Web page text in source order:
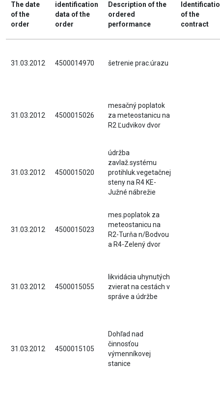
The date
of the
order
identification
data of the
order
Description of the
ordered
performance
of the
contract
31.03.2012 4500014970 šetrenie prac.úrazu
31.03.2012 4500015026
mesačný poplatok
za meteostanicu na
R2 Ľudvikov dvor
31.03.2012 4500015020
údržba
zavlaž.systému
protihluk.vegetačnej
steny na R4 KE-
Južné nábrežie
31.03.2012 4500015023
mes.poplatok za
meteostanicu na
R2-Turňa n/Bodvou
a R4-Zelený dvor
31.03.2012 4500015055
likvidácia uhynutých
zvierat na cestách v
správe a údržbe
31.03.2012 4500015105
Dohľad nad
činnosťou
výmenníkovej
stanice